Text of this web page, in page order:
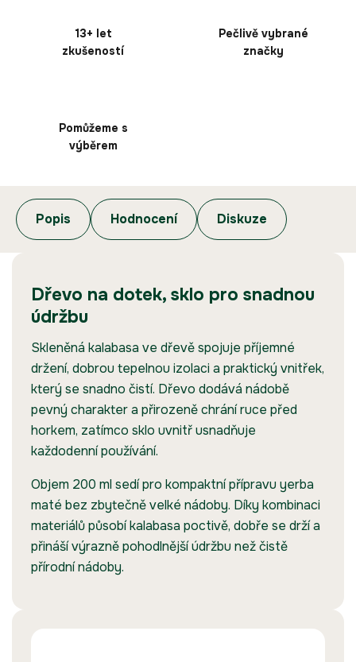
13+ let
zkušeností
Pečlivě vybrané
značky
Pomůžeme s
výběrem
Popis Hodnocení Diskuze
Dřevo na dotek, sklo pro snadnou
údržbu
Skleněná kalabasa ve dřevě spojuje příjemné
držení, dobrou tepelnou izolaci a praktický vnitřek,
který se snadno čistí. Dřevo dodává nádobě
pevný charakter a přirozeně chrání ruce před
horkem, zatímco sklo uvnitř usnadňuje
každodenní používání.
Objem 200 ml sedí pro kompaktní přípravu yerba
maté bez zbytečně velké nádoby. Díky kombinaci
materiálů působí kalabasa poctivě, dobře se drží a
přináší výrazně pohodlnější údržbu než čistě
přírodní nádoby.